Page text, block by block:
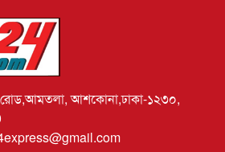
আশকোনা,ঢাকা-১২৩০,